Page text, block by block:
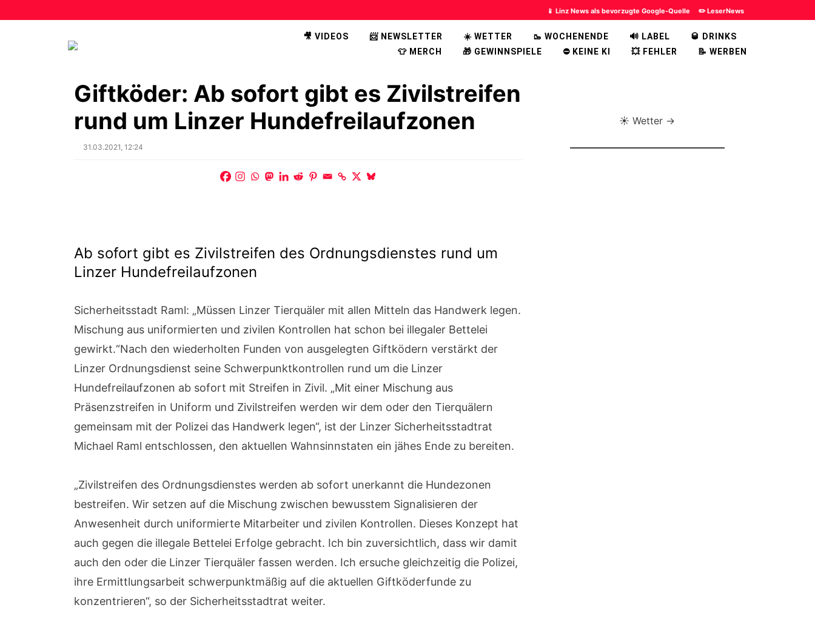
📱 Linz News als bevorzugte Google-Quelle ✏️ LeserNews
🎥 VIDEOS 📨 NEWSLETTER ☀️ WETTER 🥾 WOCHENENDE 🔊 LABEL
🥃 DRINKS
👕 MERCH
🎁 GEWINNSPIELE ⛔ KEINE KI 💥 FEHLER 📝 WERBEN
Giftköder: Ab sofort gibt es Zivilstreifen
rund um Linzer Hundefreilaufzonen
Posted
31.03.2021, 12:24
Ab sofort gibt es Zivilstreifen des Ordnungsdienstes rund um
Linzer Hundefreilaufzonen
Sicherheitsstadt Raml: „Müssen Linzer Tierquäler mit allen Mitteln das Handwerk legen.
Mischung aus uniformierten und zivilen Kontrollen hat schon bei illegaler Bettelei
gewirkt.“Nach den wiederholten Funden von ausgelegten Giftködern verstärkt der
Linzer Ordnungsdienst seine Schwerpunktkontrollen rund um die Linzer
Hundefreilaufzonen ab sofort mit Streifen in Zivil. „Mit einer Mischung aus
Präsenzstreifen in Uniform und Zivilstreifen werden wir dem oder den Tierquälern
gemeinsam mit der Polizei das Handwerk legen“, ist der Linzer Sicherheitsstadtrat
Michael Raml entschlossen, den aktuellen Wahnsinnstaten ein jähes Ende zu bereiten.
„Zivilstreifen des Ordnungsdienstes werden ab sofort unerkannt die Hundezonen
bestreifen. Wir setzen auf die Mischung zwischen bewusstem Signalisieren der
Anwesenheit durch uniformierte Mitarbeiter und zivilen Kontrollen. Dieses Konzept hat
auch gegen die illegale Bettelei Erfolge gebracht. Ich bin zuversichtlich, dass wir damit
auch den oder die Linzer Tierquäler fassen werden. Ich ersuche gleichzeitig die Polizei,
ihre Ermittlungsarbeit schwerpunktmäßig auf die aktuellen Giftköderfunde zu
konzentrieren“, so der Sicherheitsstadtrat weiter.
☀️ Wetter →